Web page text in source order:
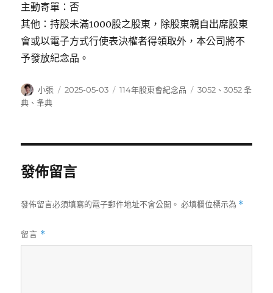
主動寄單：否
其他：持股未滿1000股之股東，除股東親自出席股東
會或以電子方式行使表決權者得領取外，本公司將不
予發放紀念品。
作
者
小張
發
2025-05-03
分
114年股東會紀念品
標
3052 、3052 夆
典 、 夆典
發佈留言
發佈留言必須填寫的電子郵件地址不會公開。 必填欄位標示為 *
留言 *